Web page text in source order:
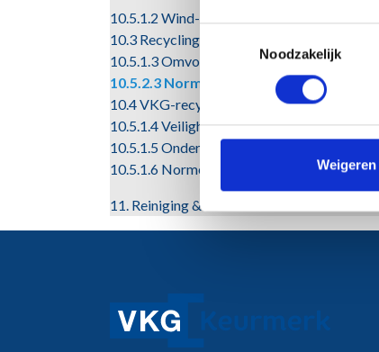
Noodzakelijk
Weigeren
10.5.1.2 Wind- en waterdichtheid PV-panelen
10.3 Recycling
10.5.1.3 Omvormerruimte
10.5.2.3 Normen en richtlijnen
10.4 VKG-recyclingsysteem
10.5.1.4 Veiligheid
10.5.1.5 Onderhoud en reiniging
10.5.1.6 Normen en richtlijnen
11. Reiniging & Onderhoud